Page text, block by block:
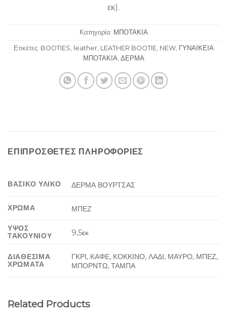
εκ).
Κατηγορία: ΜΠΟΤΑΚΙΑ
Ετικέτες: BOOTIES leather, LEATHER BOOTIE NEW, ΓΥΝΑΙΚΕΙΑ
ΜΠΟΤΑΚΙΑ ΔΕΡΜΑ
ΕΠΙΠΡΌΣΘΕΤΕΣ ΠΛΗΡΟΦΟΡΊΕΣ
ΒΑΣΙΚΟ ΥΛΙΚΟ ΔΕΡΜΑ ΒΟΥΡΤΣΑΣ
ΧΡΩΜΑ ΜΠΕΖ
ΥΨΟΣ
ΤΑΚΟΥΝΙΟΥ
9,5εκ
ΔΙΑΘΕΣΙΜΑ
ΧΡΩΜΑΤΑ
ΓΚΡΙ, ΚΑΦΕ, ΚΟΚΚΙΝΟ, ΛΑΔΙ, ΜΑΥΡΟ, ΜΠΕΖ,
ΜΠΟΡΝΤΩ, ΤΑΜΠΑ
Related Products